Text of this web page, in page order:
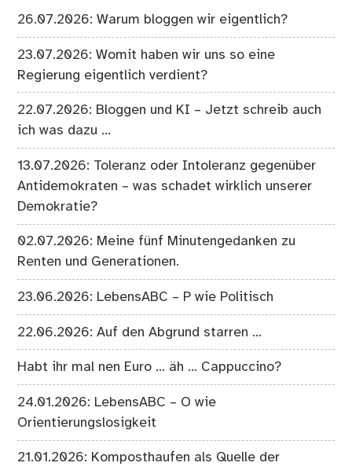
26.07.2026: Warum bloggen wir eigentlich?
23.07.2026: Womit haben wir uns so eine
Regierung eigentlich verdient?
22.07.2026: Bloggen und KI – Jetzt schreib auch
ich was dazu …
13.07.2026: Toleranz oder Intoleranz gegenüber
Antidemokraten – was schadet wirklich unserer
Demokratie?
02.07.2026: Meine fünf Minutengedanken zu
Renten und Generationen.
23.06.2026: LebensABC – P wie Politisch
22.06.2026: Auf den Abgrund starren …
Habt ihr mal nen Euro … äh … Cappuccino?
24.01.2026: LebensABC – O wie
Orientierungslosigkeit
21.01.2026: Komposthaufen als Quelle der